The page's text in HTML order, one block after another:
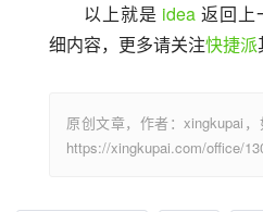
以上就是 idea 返回上
细内容，更多请关注快捷派
原创文章，作者：xingkupai，
https://xingkupai.com/office/